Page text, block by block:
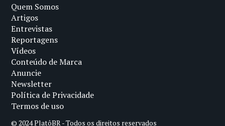
© 2024 PlatôBR - Todos os direitos reservados
Quem Somos
Artigos
Entrevistas
Reportagens
Vídeos
Conteúdo de Marca
Anuncie
Newsletter
Política de Privacidade
Termos de uso